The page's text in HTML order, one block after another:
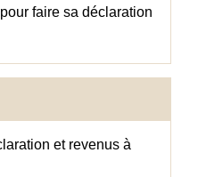
faire sa déclaration
et revenus à